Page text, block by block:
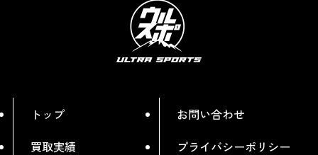
トップ
お問い合わせ
買取実績
プライバシーポリシー